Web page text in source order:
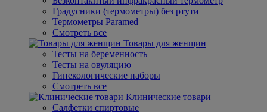
Градусники (термометры) без ртути
Термометры Paramed
Смотреть все
Товары для женщин
Тесты на беременность
Тесты на овуляцию
Гинекологические наборы
Смотреть все
Клинические товари
Салфетки спиртовые